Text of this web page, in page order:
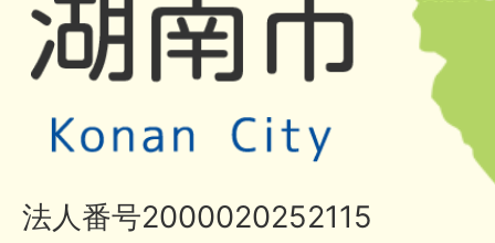
法人番号2000020252115